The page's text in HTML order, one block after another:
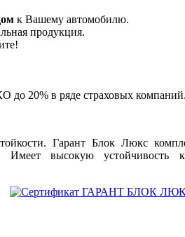
к Вашему автомобилю.
продукция.
до 20% в ряде страховых компаний.
Гарант Блок Люкс
Имеет высокую